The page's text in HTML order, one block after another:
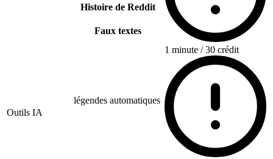
Histoire de Reddit
Faux textes
Outils IA
légendes automatiques
1 minute / 30 crédit